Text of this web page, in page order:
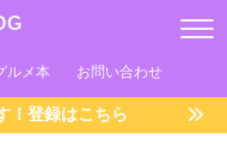
ルメ本 お問い合わせ
！登録はこちら